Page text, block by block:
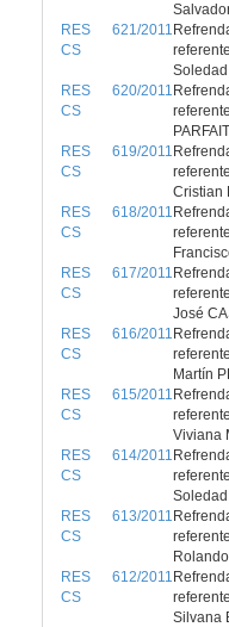
RES 621/2011
CS
RES 620/2011
CS
RES 619/2011
CS
Cristian
RES 618/2011
CS
RES 617/2011
CS
José
RES 616/2011
CS
Martín
RES 615/2011
CS
Viviana
RES 614/2011
CS
RES 613/2011
CS
RES 612/2011
CS
Silvana